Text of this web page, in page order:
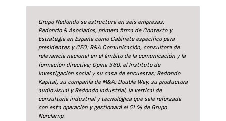
Grupo Redondo se estructura en seis empresas:
Redondo & Asociados, primera firma de Contexto y
Estrategia en España como Gabinete específico para
presidentes y CEO; R&A Comunicación, consultora de
relevancia nacional en el ámbito de la comunicación y la
formación directiva; Opina 360, el Instituto de
investigación social y su casa de encuestas; Redondo
Kapital, su compañía de M&A; Double Way, su productora
audiovisual y Redondo Industrial, la vertical de
consultoría industrial y tecnológica que sale reforzada
con esta operación y gestionará el 51 % de Grupo
Norclamp.